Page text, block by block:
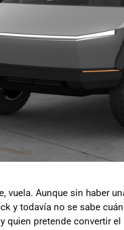
vuela. Aunque sin haber
y todavía no se sabe
quien pretende convertir